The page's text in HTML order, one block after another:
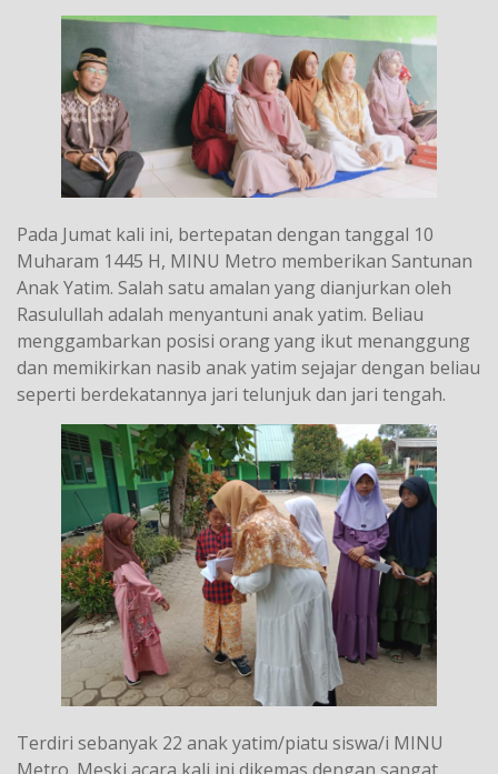
Pada Jumat kali ini, bertepatan dengan tanggal 10
Muharam 1445 H, MINU Metro memberikan Santunan
Anak Yatim. Salah satu amalan yang dianjurkan oleh
Rasulullah adalah menyantuni anak yatim. Beliau
menggambarkan posisi orang yang ikut menanggung
dan memikirkan nasib anak yatim sejajar dengan beliau
seperti berdekatannya jari telunjuk dan jari tengah.
Terdiri sebanyak 22 anak yatim/piatu siswa/i MINU
Metro. Meski acara kali ini dikemas dengan sangat